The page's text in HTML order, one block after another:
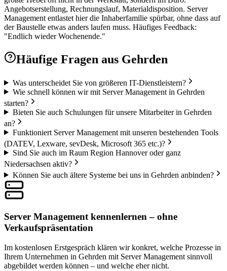
Angebotserstellung, Rechnungslauf, Materialdisposition. Server
Management entlastet hier die Inhaberfamilie spürbar, ohne dass auf
der Baustelle etwas anders laufen muss. Häufiges Feedback:
"Endlich wieder Wochenende."
Häufige Fragen aus Gehrden
Was unterscheidet Sie von größeren IT-Dienstleistern?
Wie schnell können wir mit Server Management in Gehrden
starten?
Bieten Sie auch Schulungen für unsere Mitarbeiter in Gehrden
an?
Funktioniert Server Management mit unseren bestehenden Tools
(DATEV, Lexware, sevDesk, Microsoft 365 etc.)?
Sind Sie auch im Raum Region Hannover oder ganz
Niedersachsen aktiv?
Können Sie auch ältere Systeme bei uns in Gehrden anbinden?
Server Management kennenlernen – ohne
Verkaufspräsentation
Im kostenlosen Erstgespräch klären wir konkret, welche Prozesse in
Ihrem Unternehmen in Gehrden mit Server Management sinnvoll
abgebildet werden können – und welche eher nicht.